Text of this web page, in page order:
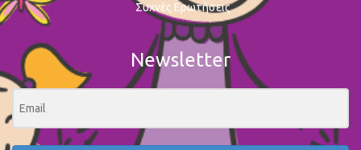
Συχνές Ερωτήσεις
Newsletter